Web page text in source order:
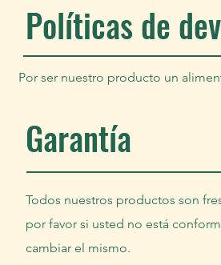
Políticas de
Por ser nuestro producto un
Garantía
Todos nuestros productos son
por favor si usted no está
cambiar el mismo.